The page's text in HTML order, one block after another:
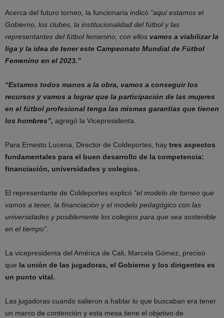
Acerca del futuro torneo, la funcionaria indicó “aquí estamos el
Gobierno, los clubes, la institucionalidad del fútbol y las
representantes del fútbol femenino, con ellos vamos a viabilizar la
liga y la idea de tener este Campeonato Mundial de Fútbol
Femenino en el 2023.”
“Estamos todos manos a la obra, vamos a conseguir los
recursos y vamos a lograr que la participación de las mujeres
en el fútbol profesional tenga las mismas garantías que tienen
los hombres”, agregó la Vicepresidenta.
Para Ernesto Lucena, Director de Coldeportes, hay tres aspectos
fundamentales para el buen desarrollo de la competencia:
financiación, universidades y colegios.
El representante de Coldeportes explicó “el modelo de torneo que
vamos a tener, la financiación y el modelo pedagógico con las
universidades y posiblemente los colegios para que sea sostenible
en el tiempo”.
La vicepresidenta del América de Cali, Marcela Gómez, precisó
que la unión de las jugadoras, el Gobierno y los dirigentes es
un punto vital.
Las jugadoras cuando salieron a hablar lo que buscaban era tener
un marco de contención y esta mesa tiene el objetivo de